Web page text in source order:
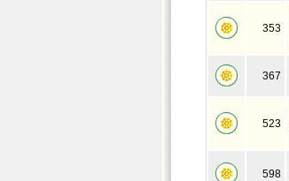
353
367
523
598